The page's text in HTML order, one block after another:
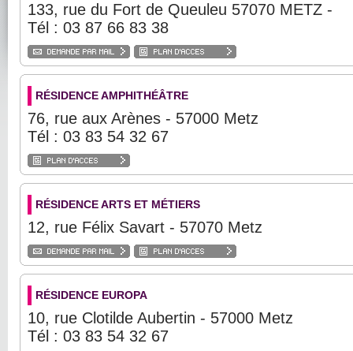
133, rue du Fort de Queuleu 57070 METZ -
Tél : 03 87 66 83 38
RÉSIDENCE AMPHITHÉÂTRE
76, rue aux Arènes - 57000 Metz
Tél : 03 83 54 32 67
RÉSIDENCE ARTS ET MÉTIERS
12, rue Félix Savart - 57070 Metz
RÉSIDENCE EUROPA
10, rue Clotilde Aubertin - 57000 Metz
Tél : 03 83 54 32 67